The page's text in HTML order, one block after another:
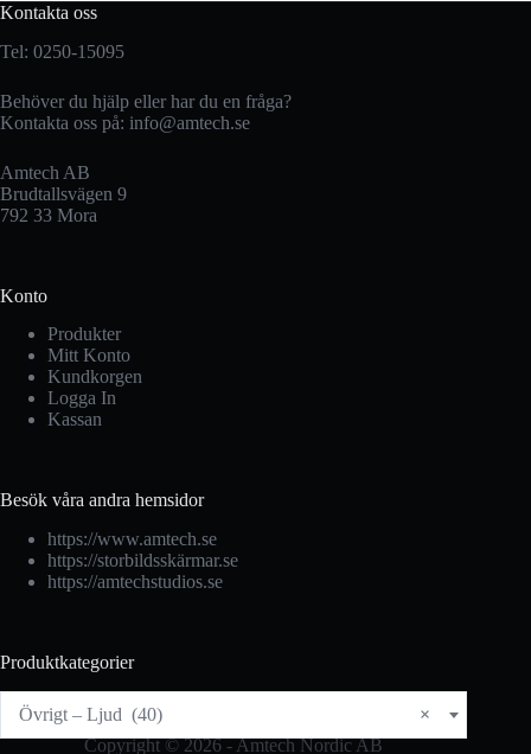
Kontakta oss
Tel: 0250-15095
Behöver du hjälp eller har du en fråga?
Kontakta oss på: info@amtech.se
Amtech AB
Brudtallsvägen 9
792 33 Mora
Konto
Produkter
Mitt Konto
Kundkorgen
Logga In
Kassan
Besök våra andra hemsidor
https://www.amtech.se
https://storbildsskärmar.se
https://amtechstudios.se
Produktkategorier
×
Övrigt – Ljud (40)
Copyright © 2026 - Amtech Nordic AB